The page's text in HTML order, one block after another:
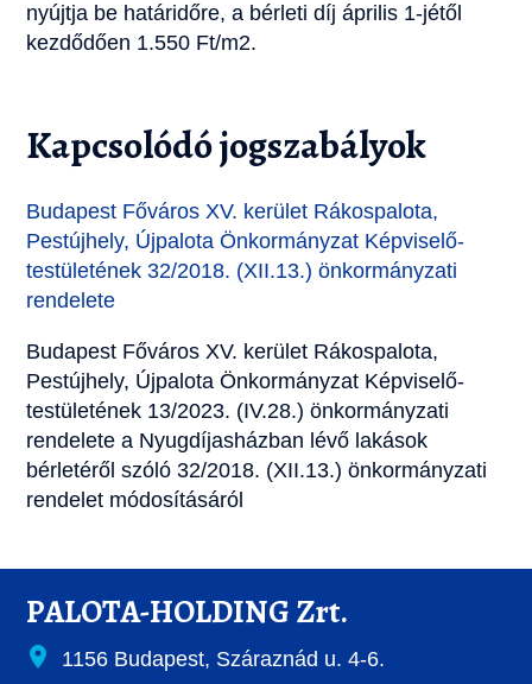
nyújtja be határidőre, a bérleti díj április 1-jétől
kezdődően 1.550 Ft/m2.
Kapcsolódó jogszabályok
Budapest Főváros XV. kerület Rákospalota,
Pestújhely, Újpalota Önkormányzat Képviselő-
testületének 32/2018. (XII.13.) önkormányzati
rendelete
Budapest Főváros XV. kerület Rákospalota,
Pestújhely, Újpalota Önkormányzat Képviselő-
testületének 13/2023. (IV.28.) önkormányzati
rendelete a Nyugdíjasházban lévő lakások
bérletéről szóló 32/2018. (XII.13.) önkormányzati
rendelet módosításáról
PALOTA-HOLDING Zrt.
1156 Budapest, Száraznád u. 4-6.